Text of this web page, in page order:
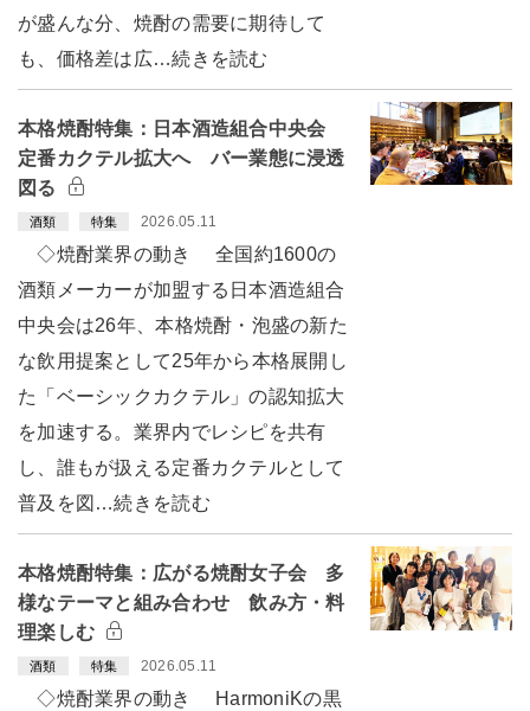
が盛んな分、焼酎の需要に期待して
も、価格差は広…続きを読む
本格焼酎特集：日本酒造組合中央会
定番カクテル拡大へ バー業態に浸透
図る
酒類 特集 2026.05.11
◇焼酎業界の動き 全国約1600の
酒類メーカーが加盟する日本酒造組合
中央会は26年、本格焼酎・泡盛の新た
な飲用提案として25年から本格展開し
た「ベーシックカクテル」の認知拡大
を加速する。業界内でレシピを共有
し、誰もが扱える定番カクテルとして
普及を図…続きを読む
本格焼酎特集：広がる焼酎女子会 多
様なテーマと組み合わせ 飲み方・料
理楽しむ
酒類 特集 2026.05.11
◇焼酎業界の動き HarmoniKの黒